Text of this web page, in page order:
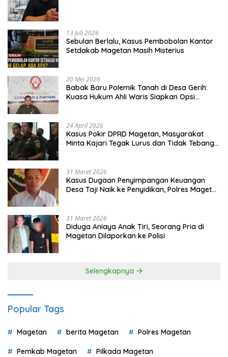
13 Juli 2026
Sebulan Berlalu, Kasus Pembobolan Kantor
Setdakab Magetan Masih Misterius
20 Mei 2026
Babak Baru Polemik Tanah di Desa Gerih:
Kuasa Hukum Ahli Waris Siapkan Opsi
24 April 2026
Kasus Pokir DPRD Magetan, Masyarakat
Minta Kajari Tegak Lurus dan Tidak Tebang
31 Maret 2026
Kasus Dugaan Penyimpangan Keuangan
Desa Taji Naik ke Penyidikan, Polres Magetan
31 Maret 2026
Diduga Aniaya Anak Tiri, Seorang Pria di
Magetan Dilaporkan ke Polisi
Selengkapnya
Popular Tags
Magetan berita Magetan Polres Magetan
Pemkab Magetan Pilkada Magetan